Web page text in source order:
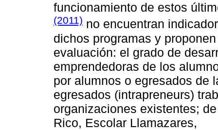
funcionamiento de estos
(2011) no encuentran
dichos programas y
evaluación: el grado de
emprendedoras de los
por alumnos o egresados de
egresados (intrapreneurs)
organizaciones existentes;
Rico, Escolar Llamazares,